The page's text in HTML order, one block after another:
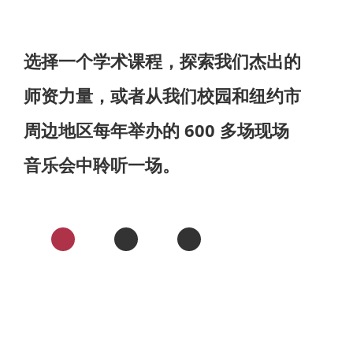
选择一个学术课程，探索我们杰出的
师资力量，或者从我们校园和纽约市
周边地区每年举办的 600 多场现场
音乐会中聆听一场。